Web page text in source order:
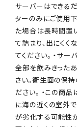
サーバーはできる
ターのみにご使用
た場合は長時間置
て詰まり、出にく
てください。 ・サ
全部を飲みきった
さい。衛生面の保
ださい。 ・この商
に海の近くの室外
が劣化する可能性